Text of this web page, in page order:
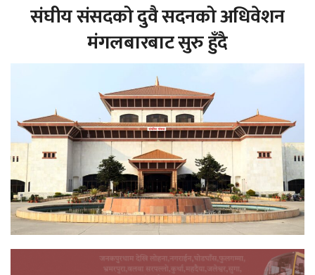
संघीय संसदको दुवै सदनको अधिवेशन
मंगलबारबाट सुरु हुँदै